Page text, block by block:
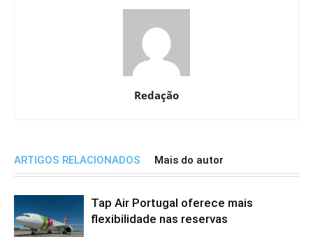
Redação
ARTIGOS RELACIONADOS Mais do autor
Tap Air Portugal oferece mais
flexibilidade nas reservas